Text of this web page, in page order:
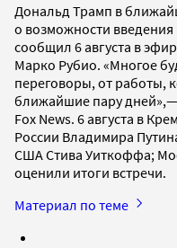
Дональд Трамп в
о возможности
сообщил 6 августа в
Марко Рубио. «Многое
переговоры, от работы,
ближайшие пару
Fox News. 6 августа в
России Владимира
США Стива Уиткоффа;
оценили итоги встречи.
Материал по теме